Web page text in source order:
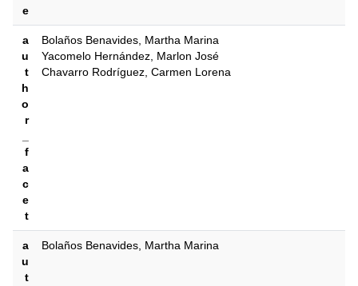
e
a
u
t
h
o
r
f
a
c
e
t
Bolaños Benavides, Martha Marina
Yacomelo Hernández, Marlon José
Chavarro Rodríguez, Carmen Lorena
a
u
t
Bolaños Benavides, Martha Marina